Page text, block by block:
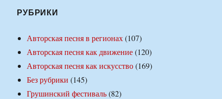
РУБРИКИ
Авторская песня в регионах(107)
Авторская песня как движение(120)
Авторская песня как искусство(169)
Без рубрики (145)
Грушинский фестиваль(82)